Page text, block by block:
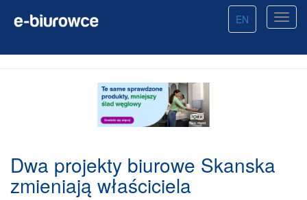
EN
Dwa projekty biurowe Skanska
zmieniają właściciela